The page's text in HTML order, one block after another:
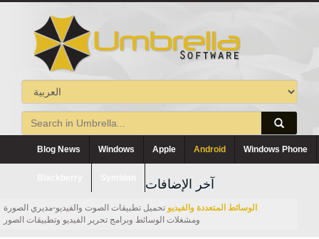
Blog News Windows Apple Android Windows Phone
آخر الإضافات
الوسائط المتعددة والفيديو تحميل تطبيقات الصوت والفيديو-مديري الصورة
ومشغلات الوسائط وبرامج تحرير الفيديو وتطبيقات الصور